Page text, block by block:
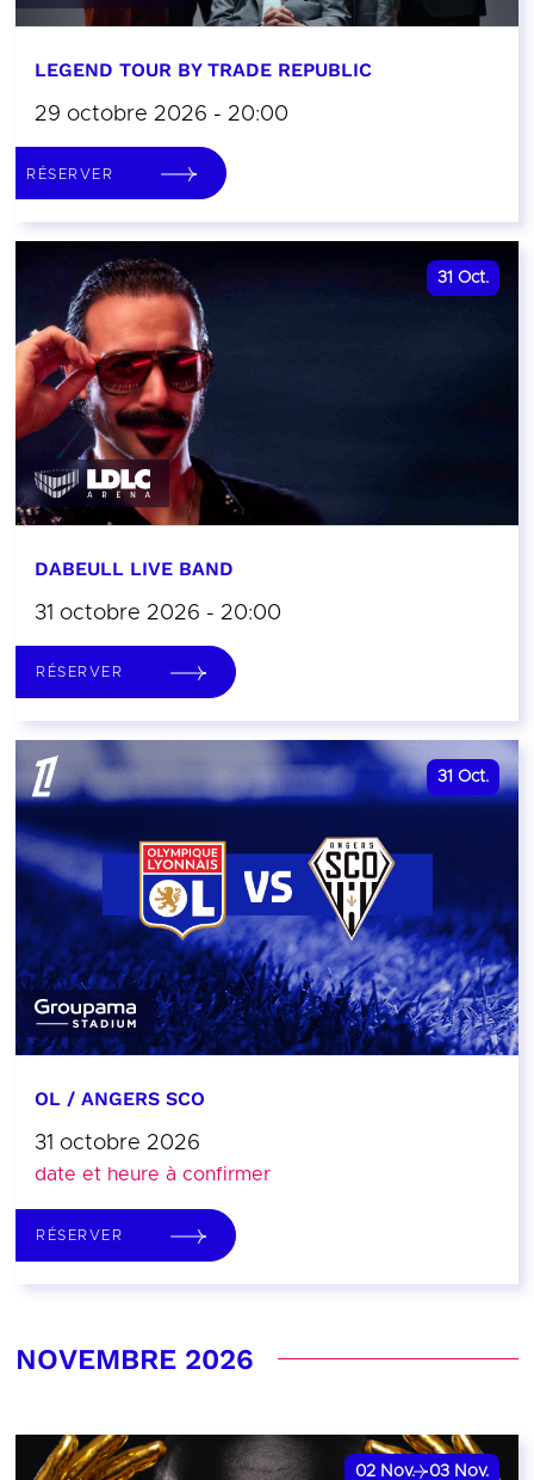
LEGEND TOUR BY TRADE REPUBLIC
29 octobre 2026 - 20:00
RÉSERVER
31 Oct.
DABEULL LIVE BAND
31 octobre 2026 - 20:00
RÉSERVER
31 Oct.
OL / ANGERS SCO
31 octobre 2026
date et heure à confirmer
RÉSERVER
NOVEMBRE 2026
02 Nov. 03 Nov.